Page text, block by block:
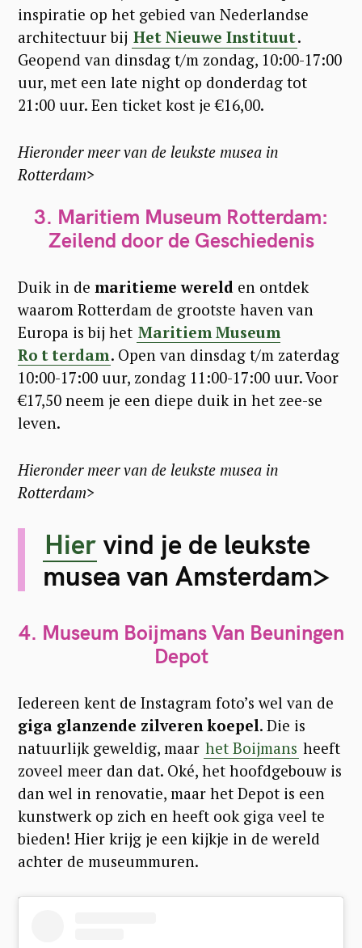
inspiratie op het gebied van Nederlandse
architectuur bij Het Nieuwe Instituut.
Geopend van dinsdag t/m zondag, 10:00-17:00
uur, met een late night op donderdag tot
21:00 uur. Een ticket kost je €16,00.
Hieronder meer van de leukste musea in
Rotterdam>
3. Maritiem Museum Rotterdam:
Zeilend door de Geschiedenis
Duik in de maritieme wereld en ontdek
waarom Rotterdam de grootste haven van
Europa is bij het Maritiem Museum
Ro t terdam. Open van dinsdag t/m zaterdag
10:00-17:00 uur, zondag 11:00-17:00 uur. Voor
€17,50 neem je een diepe duik in het zee-se
leven.
Hieronder meer van de leukste musea in
Rotterdam>
Hier vind je de leukste
musea van Amsterdam>
4. Museum Boijmans Van Beuningen
Depot
Iedereen kent de Instagram foto’s wel van de
giga glanzende zilveren koepel. Die is
natuurlijk geweldig, maar het Boijmans heeft
zoveel meer dan dat. Oké, het hoofdgebouw is
dan wel in renovatie, maar het Depot is een
kunstwerk op zich en heeft ook giga veel te
bieden! Hier krijg je een kijkje in de wereld
achter de museummuren.